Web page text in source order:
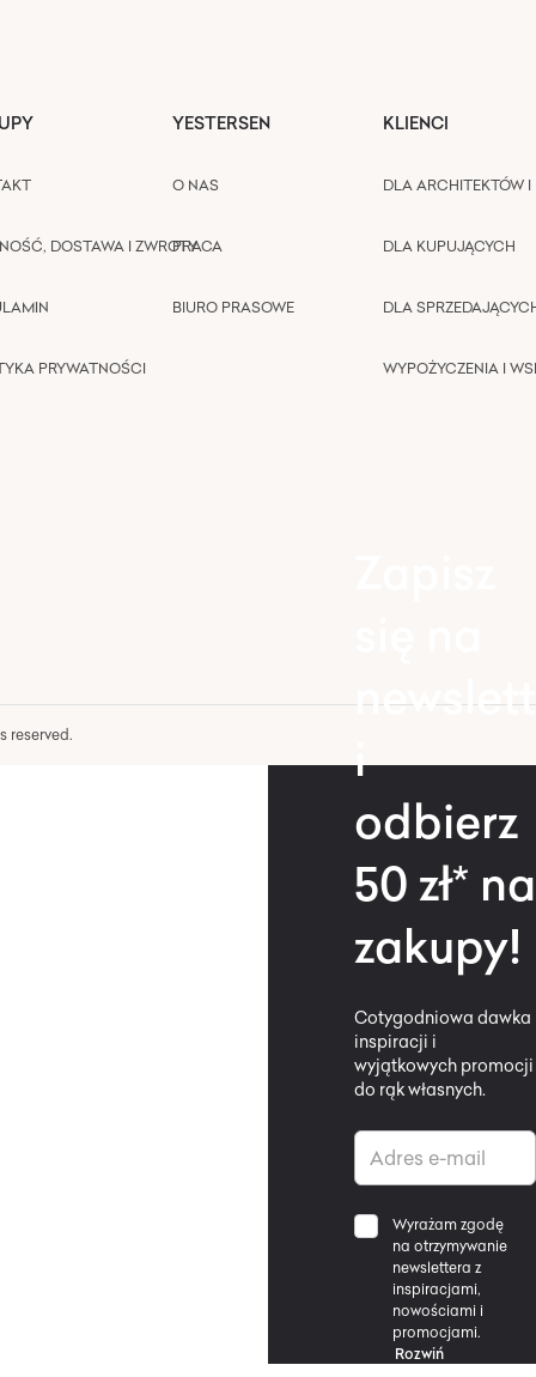
DOSTAWA I ZWROTY
PRYWATNOŚCI
YESTERSEN
O NAS
PRACA
BIURO PRASOWE
KLIENCI
DLA ARCHITEKTÓW I
DLA KUPUJĄCYCH
DLA
WYPOŻYCZENIA I
reserved.
i
odbierz
50 zł* na
zakupy!
Cotygodniowa dawka
inspiracji i
wyjątkowych promocji
do rąk własnych.
Wyrażam zgodę
na otrzymywanie
newslettera z
inspiracjami,
nowościami i
promocjami.
Rozwiń